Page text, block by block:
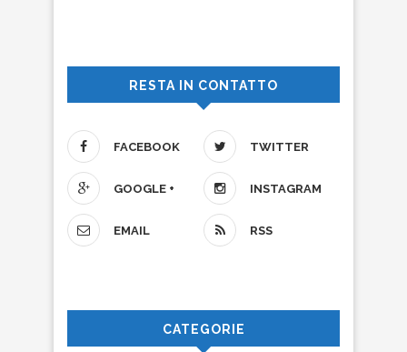
RESTA IN CONTATTO
FACEBOOK TWITTER
GOOGLE + INSTAGRAM
EMAIL RSS
CATEGORIE